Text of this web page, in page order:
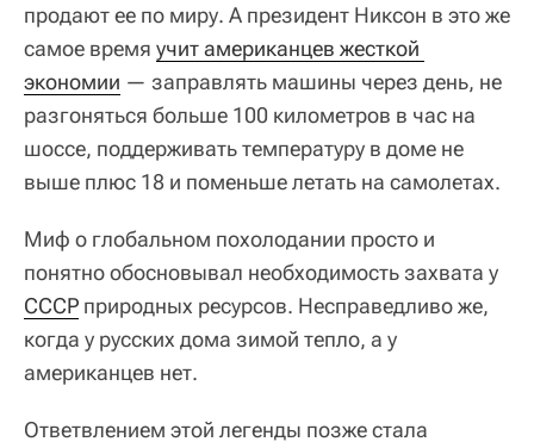
продают ее по миру. А президент Никсон в это же
самое время учит американцев жесткой
экономии — заправлять машины через день, не
разгоняться больше 100 километров в час на
шоссе, поддерживать температуру в доме не
выше плюс 18 и поменьше летать на самолетах.
Миф о глобальном похолодании просто и
понятно обосновывал необходимость захвата у
СССР природных ресурсов. Несправедливо же,
когда у русских дома зимой тепло, а у
американцев нет.
Ответвлением этой легенды позже стала